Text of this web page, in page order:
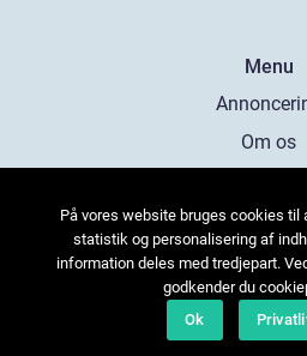
Menu
Om os
Kontakt
Sitemap
På vores website bruges cookies til
statistik og personalisering af
information deles med tredjepart.
godkender du
Ok